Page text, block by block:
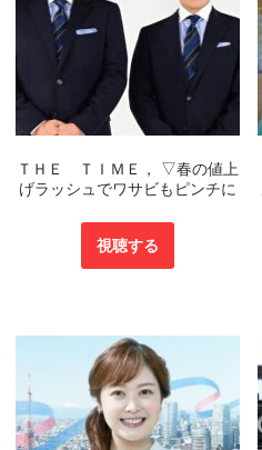
ＴＨＥ ＴＩＭＥ， ▽春の値上
げラッシュでワサビもピンチに
視聴する